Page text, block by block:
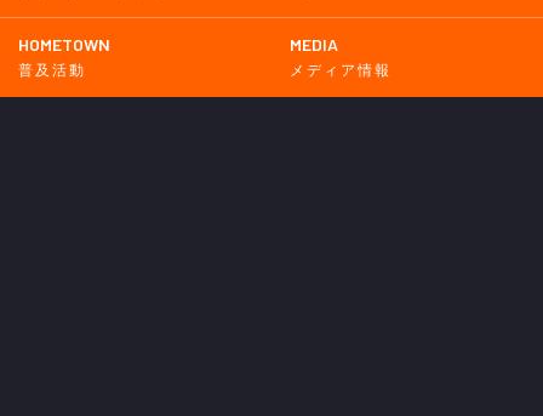
HOMETOWN
普及活動
MEDIA
メディア情報